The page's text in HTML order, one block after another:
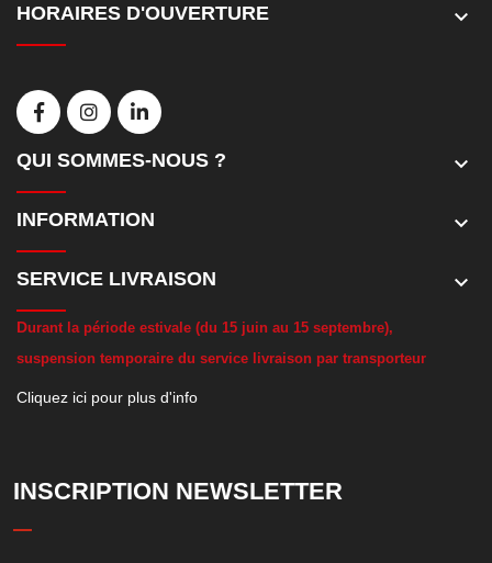
HORAIRES D'OUVERTURE keyboard_arrow_down
QUI SOMMES-NOUS ? keyboard_arrow_down
INFORMATION keyboard_arrow_down
SERVICE LIVRAISON keyboard_arrow_down
Durant la période estivale (du 15 juin au 15 septembre),
suspension temporaire du service livraison par transporteur
Cliquez ici pour plus d'info
INSCRIPTION NEWSLETTER